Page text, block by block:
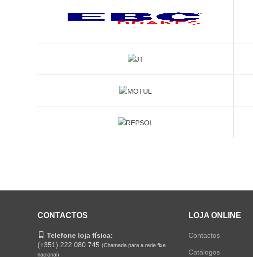
CONTACTOS
Telefone loja física:
(+351) 222 080 745 (Chamada para a rede fixa
nacional)
LOJA ONLINE
Contactos
Catálogos